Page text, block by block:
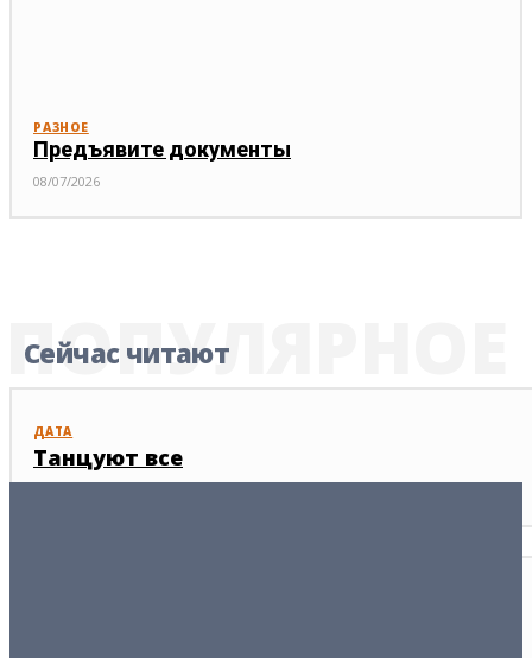
РАЗНОЕ
Предъявите документы
08/07/2026
Сейчас читают
ПОПУЛЯРНОЕ
ДАТА
Танцуют все